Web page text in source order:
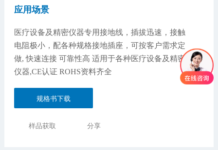
应用场景
医疗设备及精密仪器专用接地线，插拔迅速，接触
电阻极小，配各种规格接地插座，可按客户需求定
做, 快速连接 可靠性高 适用于各种医疗设备及精密
仪器,CE认证 ROHS资料齐全
规格书下载
样品获取 分享